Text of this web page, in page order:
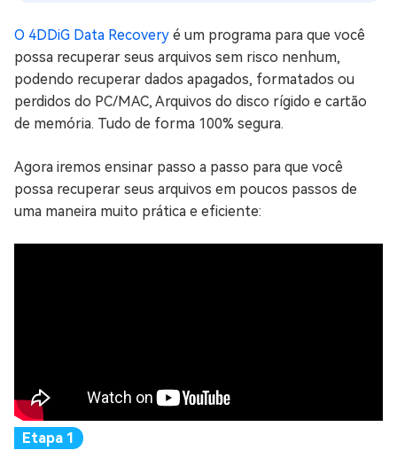
O 4DDiG Data Recovery é um programa para que você
possa recuperar seus arquivos sem risco nenhum,
podendo recuperar dados apagados, formatados ou
perdidos do PC/MAC, Arquivos do disco rígido e cartão
de memória. Tudo de forma 100% segura.
Agora iremos ensinar passo a passo para que você
possa recuperar seus arquivos em poucos passos de
uma maneira muito prática e eficiente: